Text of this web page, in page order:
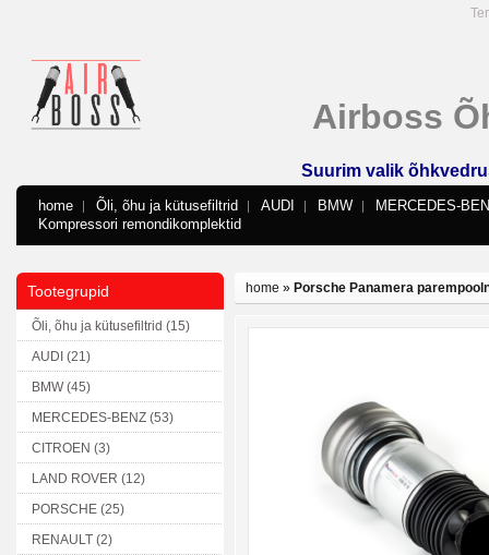
Airboss
Suurim valik
home Õli, õhu ja kütusefiltrid AUDI BMW
MERCEDES-
Kompressori remondikomplektid
Tootegrupid
Õli, õhu ja kütusefiltrid (15)
AUDI (21)
BMW (45)
MERCEDES-BENZ (53)
CITROEN (3)
LAND ROVER (12)
PORSCHE (25)
RENAULT (2)
home » Porsche Panamera